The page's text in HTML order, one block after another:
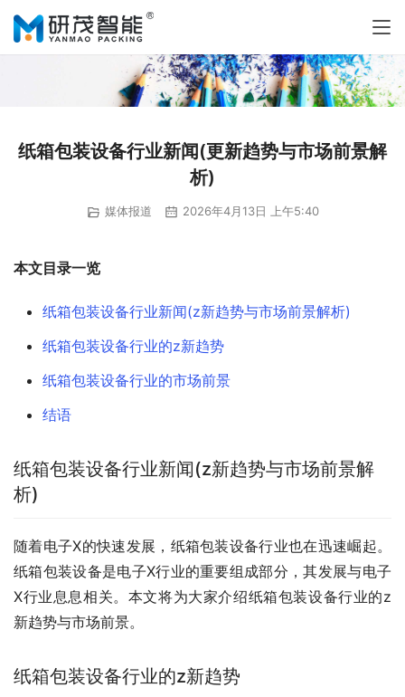
纸箱包装设备行业新闻(更新趋势与市场前景解
析)
媒体报道 2026年4月13日 上午5:40
本文目录一览
纸箱包装设备行业新闻(z新趋势与市场前景解析)
纸箱包装设备行业的z新趋势
纸箱包装设备行业的市场前景
结语
纸箱包装设备行业新闻(z新趋势与市场前景解
析)
随着电子X的快速发展，纸箱包装设备行业也在迅速崛起。
纸箱包装设备是电子X行业的重要组成部分，其发展与电子
X行业息息相关。本文将为大家介绍纸箱包装设备行业的z
新趋势与市场前景。
纸箱包装设备行业的z新趋势